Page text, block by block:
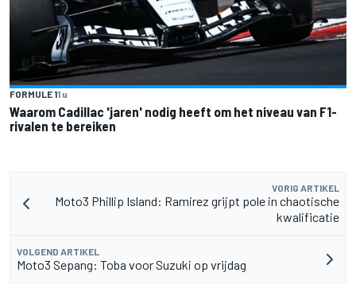
FORMULE 11 u
Waarom Cadillac 'jaren' nodig heeft om het niveau van F1-
rivalen te bereiken
VORIG ARTIKEL
Moto3 Phillip Island: Ramirez grijpt pole in chaotische
kwalificatie
VOLGEND ARTIKEL
Moto3 Sepang: Toba voor Suzuki op vrijdag